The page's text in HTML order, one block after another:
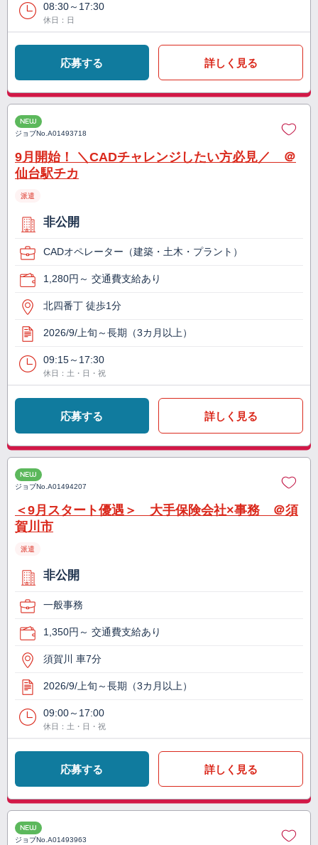
08:30～17:30
休日：日
応募する 詳しく見る
NEW
ジョブNo.A01493718
9月開始！ ＼CADチャレンジしたい方必見／ ＠
仙台駅チカ
派遣
非公開
CADオペレーター（建築・土木・プラント）
1,280円～ 交通費支給あり
北四番丁 徒歩1分
2026/9/上旬～長期（3カ月以上）
09:15～17:30
休日：土・日・祝
応募する 詳しく見る
NEW
ジョブNo.A01494207
＜9月スタート優遇＞ 大手保険会社×事務 ＠須
賀川市
派遣
非公開
一般事務
1,350円～ 交通費支給あり
須賀川 車7分
2026/9/上旬～長期（3カ月以上）
09:00～17:00
休日：土・日・祝
応募する 詳しく見る
NEW
ジョブNo.A01493963